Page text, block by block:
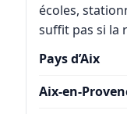
écoles,
suffit pas si la
Pays d’Aix
Aix-en-